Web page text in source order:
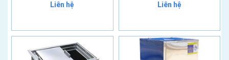
Liên hệ Liên hệ